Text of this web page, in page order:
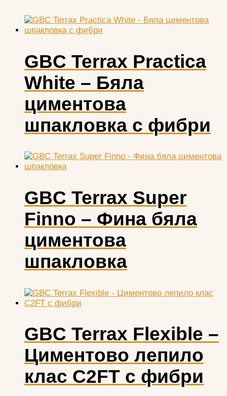
GBC Terrax Practica
White – Бялa
циментова
шпакловка с фибри
GBC Terrax Super
Finno – Фина бяла
циментова
шпакловка
GBC Terrax Flexible –
Циментово лепило
клас С2FT с фибри